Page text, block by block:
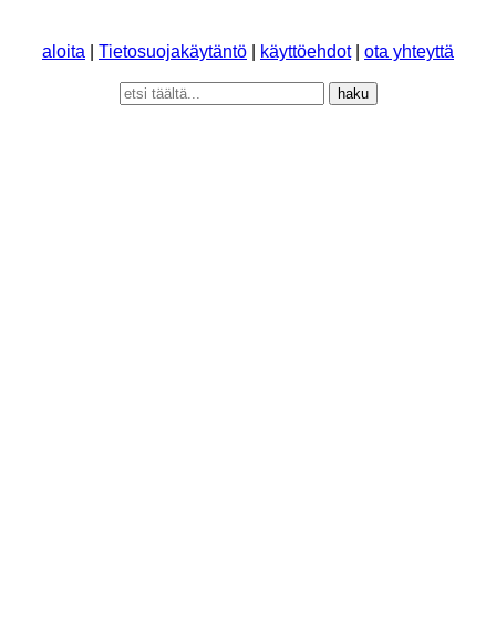
aloita Tietosuojakäytäntö käyttöehdot| ota yhteyttä
haku